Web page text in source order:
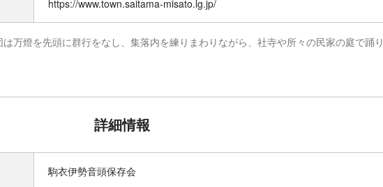
https://www.town.saitama-misato.lg.jp/
万燈を先頭に群行をなし、集落内を練りまわりながら、社寺や所々の民家の庭で踊り
詳細情報
駒衣伊勢音頭保存会